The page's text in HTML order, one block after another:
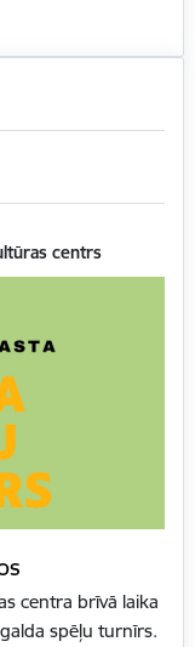
centrs
centra brīvā laika
spēļu turnīrs.